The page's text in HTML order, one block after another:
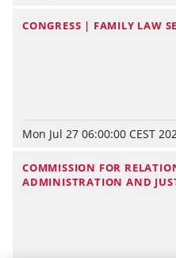
CONGRESS | FAMILY LAW
Mon Jul 27 06:00:00 CEST
COMMISSION FOR
ADMINISTRATION AND